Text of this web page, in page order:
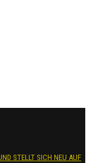
STELLT SICH NEU AUF